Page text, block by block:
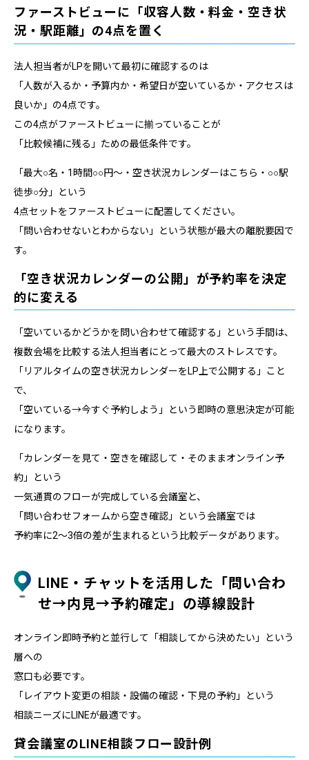
ファーストビューに「収容人数・料金・空き状
況・駅距離」の4点を置く
法人担当者がLPを開いて最初に確認するのは
「人数が入るか・予算内か・希望日が空いているか・アクセスは
良いか」の4点です。
この4点がファーストビューに揃っていることが
「比較候補に残る」ための最低条件です。
「最大○名・1時間○○円〜・空き状況カレンダーはこちら・○○駅
徒歩○分」という
4点セットをファーストビューに配置してください。
「問い合わせないとわからない」という状態が最大の離脱要因で
す。
「空き状況カレンダーの公開」が予約率を決定
的に変える
「空いているかどうかを問い合わせて確認する」という手間は、
複数会場を比較する法人担当者にとって最大のストレスです。
「リアルタイムの空き状況カレンダーをLP上で公開する」こと
で、
「空いている→今すぐ予約しよう」という即時の意思決定が可能
になります。
「カレンダーを見て・空きを確認して・そのままオンライン予
約」という
一気通貫のフローが完成している会議室と、
「問い合わせフォームから空き確認」という会議室では
予約率に2〜3倍の差が生まれるという比較データがあります。
LINE・チャットを活用した「問い合わ
せ→内見→予約確定」の導線設計
オンライン即時予約と並行して「相談してから決めたい」という
層への
窓口も必要です。
「レイアウト変更の相談・設備の確認・下見の予約」という
相談ニーズにLINEが最適です。
貸会議室のLINE相談フロー設計例